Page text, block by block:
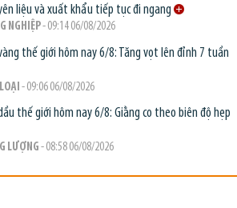
liệu và xuất khẩu tiếp tục đi ngang
NGHIỆP- 09:14 06/08/2026
thế giới hôm nay 6/8: Tăng vọt lên đỉnh 7 tuần
- 09:06 06/08/2026
thế giới hôm nay 6/8: Giằng co theo biên độ hẹp
LƯỢNG- 08:58 06/08/2026